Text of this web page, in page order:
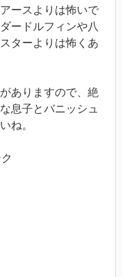
ースよりは怖いで
ードルフィンや八
ターよりは怖くあ
ありますので、絶
息子とバニッシュ
ね。